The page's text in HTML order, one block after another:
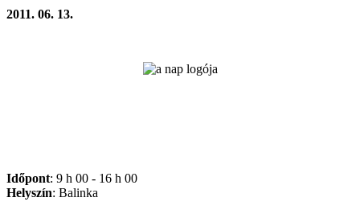
2011. 06. 13.
Időpont: 9 h 00 - 16 h 00
Helyszín: Balinka